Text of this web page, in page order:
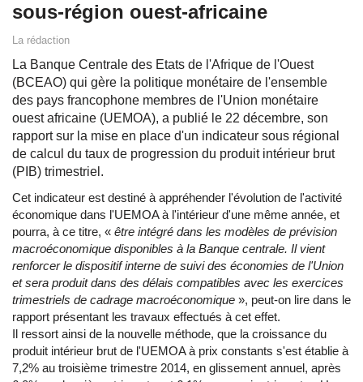
sous-région ouest-africaine
La rédaction
La Banque Centrale des Etats de l'Afrique de l'Ouest
(BCEAO) qui gère la politique monétaire de l'ensemble
des pays francophone membres de l'Union monétaire
ouest africaine (UEMOA), a publié le 22 décembre, son
rapport sur la mise en place d'un indicateur sous régional
de calcul du taux de progression du produit intérieur brut
(PIB) trimestriel.
Cet indicateur est destiné à appréhender l'évolution de l'activité
économique dans l'UEMOA à l'intérieur d'une même année, et
pourra, à ce titre, « être intégré dans les modèles de prévision
macroéconomique disponibles à la Banque centrale. Il vient
renforcer le dispositif interne de suivi des économies de l'Union
et sera produit dans des délais compatibles avec les exercices
trimestriels de cadrage macroéconomique », peut-on lire dans le
rapport présentant les travaux effectués à cet effet.
Il ressort ainsi de la nouvelle méthode, que la croissance du
produit intérieur brut de l'UEMOA à prix constants s'est établie à
7,2% au troisième trimestre 2014, en glissement annuel, après